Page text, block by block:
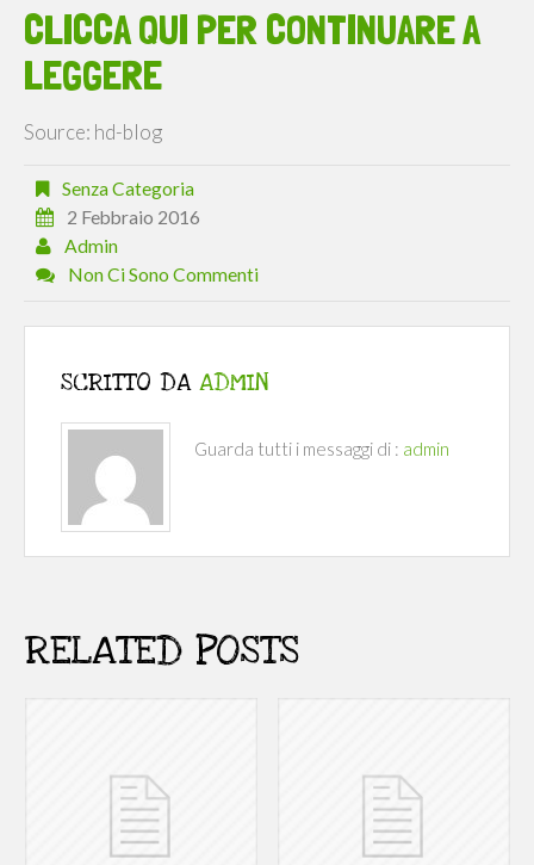
CLICCA QUI PER CONTINUARE A
LEGGERE
Source: hd-blog
Senza Categoria
2 Febbraio 2016
Admin
Non Ci Sono Commenti
SCRITTO DA ADMIN
Guarda tutti i messaggi di : admin
RELATED POSTS